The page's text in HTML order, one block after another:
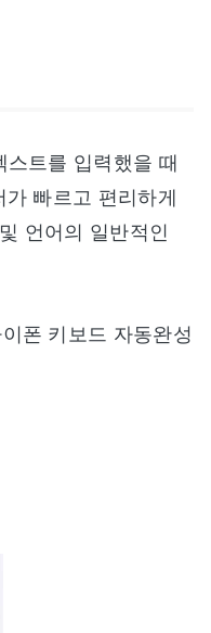
트를 입력했을 때
빠르고 편리하게
언어의 일반적인
폰 키보드 자동완성